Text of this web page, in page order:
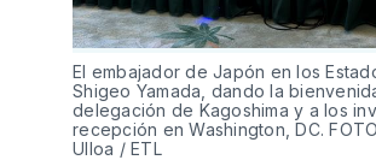
El embajador de Japón en los
Shigeo Yamada, dando la
delegación de Kagoshima y a los
recepción en Washington, DC.
Ulloa / ETL